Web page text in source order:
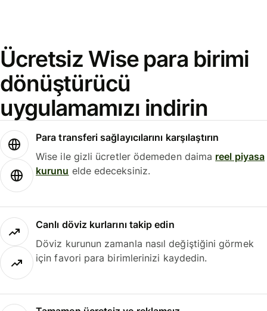
Ücretsiz Wise para birimi
dönüştürücü
uygulamamızı indirin
Para transferi sağlayıcılarını karşılaştırın
Wise ile gizli ücretler ödemeden daima reel piyasa
kurunu elde edeceksiniz.
Canlı döviz kurlarını takip edin
Döviz kurunun zamanla nasıl değiştiğini görmek
için favori para birimlerinizi kaydedin.